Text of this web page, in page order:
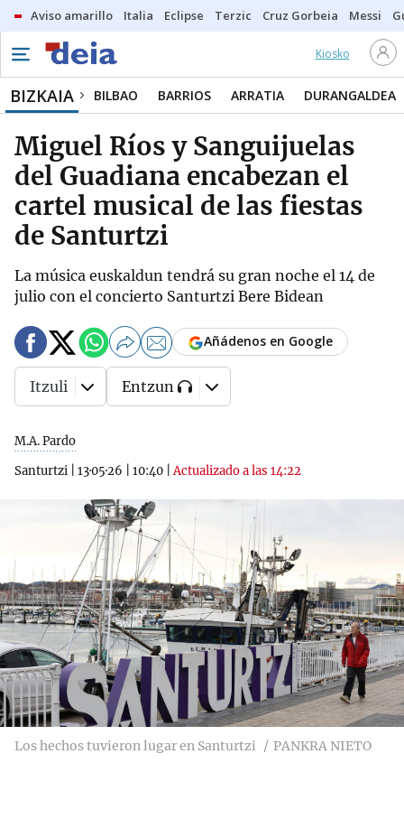
Aviso amarillo Italia Eclipse Terzic Cruz Gorbeia Messi
Kiosko
BIZKAIA BILBAO BARRIOS ARRATIA DURANGALDEA
Miguel Ríos y Sanguijuelas
del Guadiana encabezan el
cartel musical de las fiestas
de Santurtzi
La música euskaldun tendrá su gran noche el 14 de
julio con el concierto Santurtzi Bere Bidean
M.A. Pardo
Santurtzi
13·05·26 10:40 |Actualizado a las 14:22
Añádenos en Google
Itzuli Entzun
Los hechos tuvieron lugar en Santurtzi PANKRA NIETO